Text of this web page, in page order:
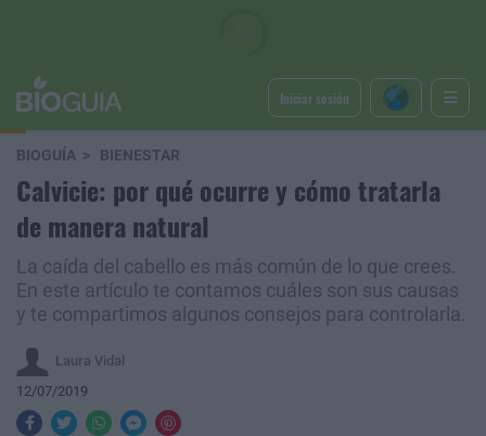
Iniciar sesión
BIOGUÍA BIENESTAR
Calvicie: por qué ocurre y cómo tratarla
de manera natural
La caída del cabello es más común de lo que crees.
En este artículo te contamos cuáles son sus causas
y te compartimos algunos consejos para controlarla.
Laura Vidal
12/07/2019